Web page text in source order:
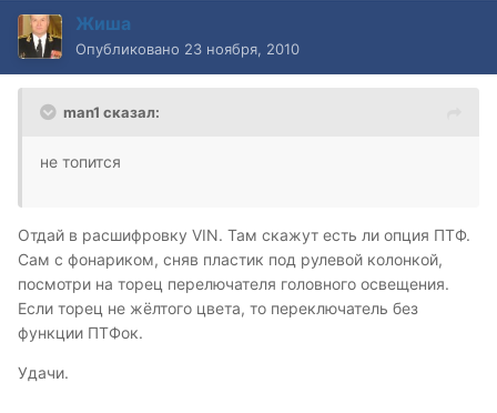
Жиша
Опубликовано 23 ноября, 2010
man1 сказал:
не топится
Отдай в расшифровку VIN. Там скажут есть ли опция ПТФ.
Сам с фонариком, сняв пластик под рулевой колонкой,
посмотри на торец перелючателя головного освещения.
Если торец не жёлтого цвета, то переключатель без
функции ПТФок.
Удачи.